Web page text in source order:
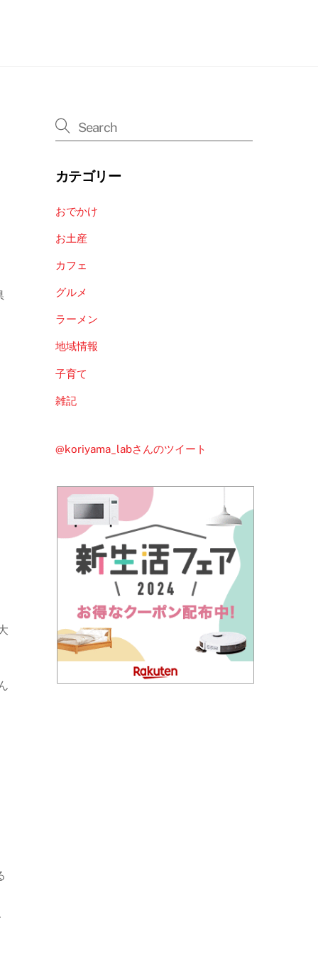
カテゴリー
おでかけ
お土産
カフェ
グルメ
ラーメン
地域情報
子育て
雑記
@koriyama_labさんのツイート